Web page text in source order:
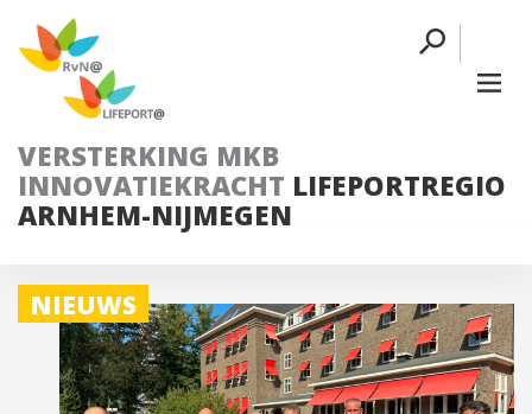
VERSTERKING MKB
INNOVATIEKRACHT LIFEPORTREGIO
ARNHEM-NIJMEGEN
NIEUWS